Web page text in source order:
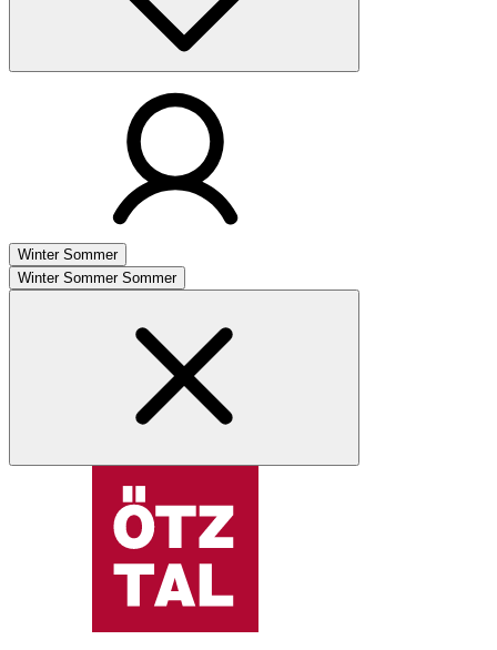
Winter Sommer
Winter Sommer Sommer